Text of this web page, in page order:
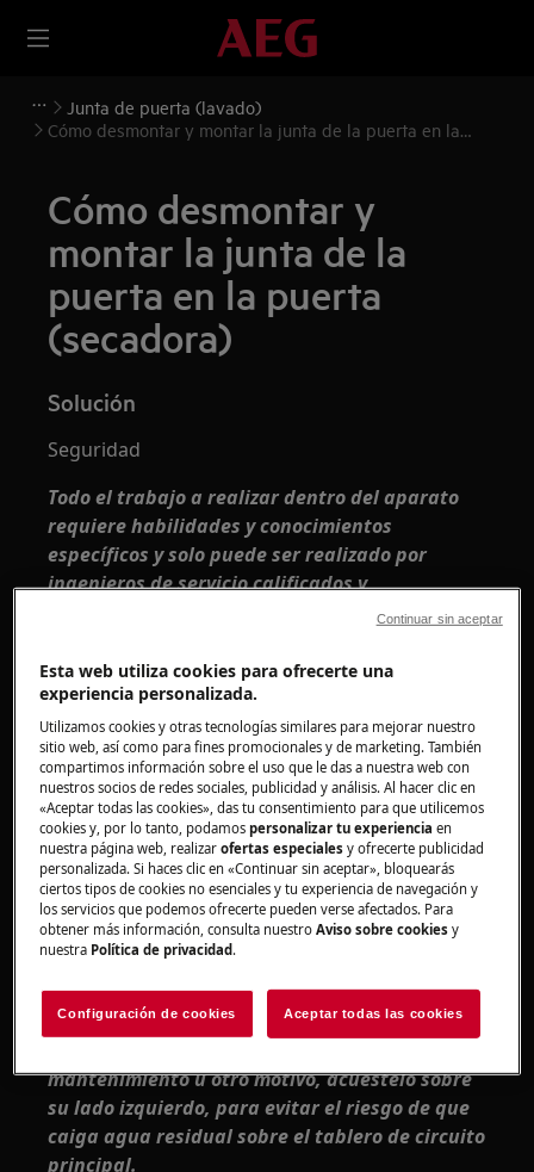
Junta de puerta (lavado)
Cómo desmontar y montar la junta de la puerta en la
Cómo desmontar y
montar la junta de la
puerta en la puerta
(secadora)
Solución
Seguridad
Todo el trabajo a realizar dentro del aparato
requiere habilidades y conocimientos
específicos y solo puede ser realizado por
ingenieros de servicio calificados y
Esta plataforma no está equipada con un
interruptor ON/OFF.
Antes de acceder a los componentes internos,
desenchufe el enchufe para desconectar la
fuente de alimentación.
Algunos de los componentes de la parte
mecánica podrían provocar lesiones, por lo que
se recomienda utilizar protección adecuada y
proceder con precaución.
de colocarlo de lado.
mantenimiento u otro motivo, acuéstelo sobre
su lado izquierdo, para evitar el riesgo de que
caiga agua residual sobre el tablero de circuito
principal.
Esta web utiliza cookies para ofrecerte una
experiencia personalizada.
Utilizamos cookies y otras tecnologías similares para mejorar nuestro
sitio web, así como para fines promocionales y de marketing. También
compartimos información sobre el uso que le das a nuestra web con
nuestros socios de redes sociales, publicidad y análisis. Al hacer clic en
«Aceptar todas las cookies», das tu consentimiento para que utilicemos
cookies y, por lo tanto, podamospersonalizar tu experienciaen
nuestra página web, realizarofertas especiales y ofrecerte publicidad
personalizada. Si haces clic en «Continuar sin aceptar», bloquearás
ciertos tipos de cookies no esenciales y tu experiencia de navegación y
los servicios que podemos ofrecerte pueden verse afectados. Para
obtener más información, consulta nuestroAviso sobre cookies y
nuestra Política de privacidad .
Configuración de cookies Aceptar todas las cookies
Continuar sin aceptar